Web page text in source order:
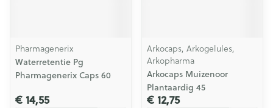
Pharmagenerix
Waterretentie Pg
Pharmagenerix Caps 60
€ 14,55
Arkocaps, Arkogelules,
Arkopharma
Arkocaps Muizenoor
Plantaardig 45
€ 12,75